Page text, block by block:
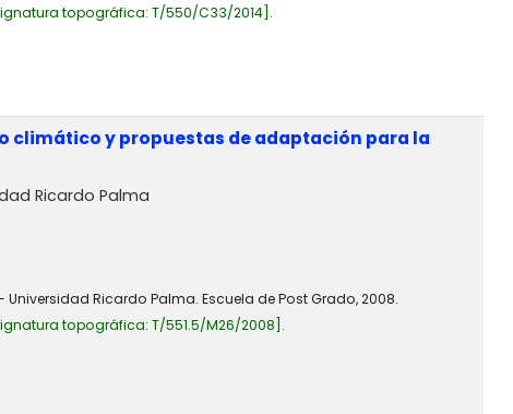
topográfica: T/550/C33/2014 .
climático y propuestas de adaptación para la
Ricardo Palma
Ricardo Palma. Escuela de Post Grado, 2008.
topográfica: T/551.5/M26/2008 .